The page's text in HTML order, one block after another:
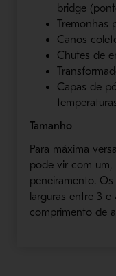
bridge
Canos
Chutes de
Capas de
Tamanho
Para máxima
pode vir com
peneiramento.
larguras entre 3
comprimento de